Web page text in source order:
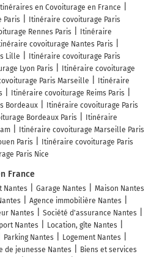
Itinéraires en Covoiturage en France
Paris
Itinéraire covoiturage Paris
Rennes Paris
Itinéraire
covoiturage Nantes Paris
Lille
Itinéraire covoiturage Paris
Lyon Paris
Itinéraire covoiturage
Paris Marseille
Itinéraire
Itinéraire covoiturage Reims Paris
Bordeaux
Itinéraire covoiturage Paris
Bordeaux Paris
Itinéraire
Itinéraire covoiturage Marseille Paris
Paris
Itinéraire covoiturage Paris
Paris Nice
France
Nantes Garage Nantes
Maison Nantes
Agence immobilière Nantes
Nantes
Société d'assurance Nantes
Nantes
Location, gîte Nantes
Parking Nantes
Logement Nantes
de jeunesse Nantes
Biens et services